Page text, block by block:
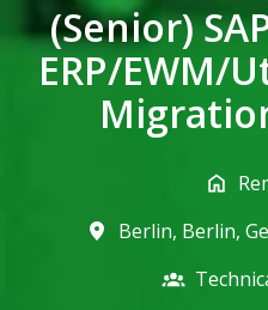
(Senior)
ERP/EWM/
Berlin, Berlin,